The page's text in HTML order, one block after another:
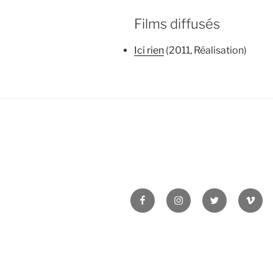
Films diffusés
Ici rien (2011, Réalisation)
FacebookInstagramTwitter